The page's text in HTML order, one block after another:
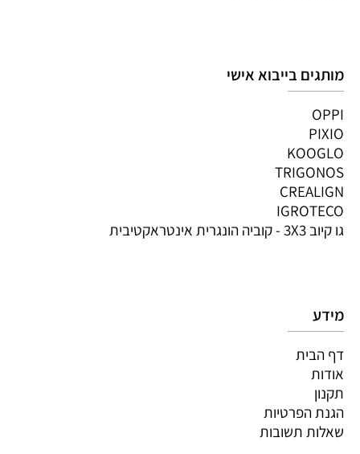
מותגים בייבוא אישי
OPPI
PIXIO
KOOGLO
TRIGONOS
CREALIGN
IGROTECO
גו קיוב 3X3 - קוביה הונגרית אינטראקטיבית
מידע
דף הבית
אודות
תקנון
הגנת הפרטיות
שאלות תשובות